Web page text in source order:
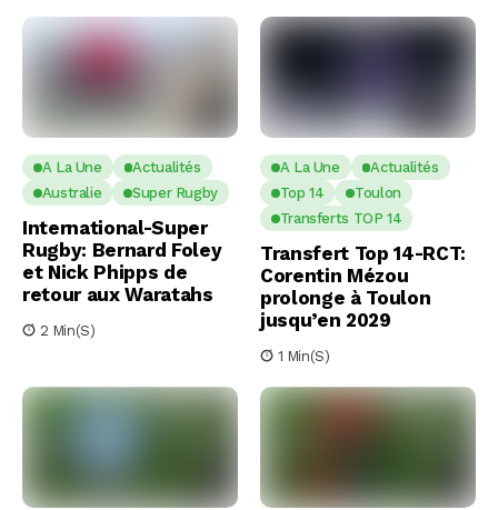
A La Une
Actualités
Australie
Super Rugby
International-Super
Rugby: Bernard Foley
et Nick Phipps de
retour aux Waratahs
2 Min(s)
A La Une
Actualités
Top 14
Toulon
Transferts TOP 14
Transfert Top 14-RCT:
Corentin Mézou
prolonge à Toulon
jusqu’en 2029
1 Min(s)